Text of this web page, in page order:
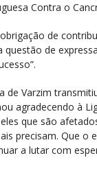
Contra o
de
questão de
de Varzim
agradecendo à
que são
precisam. Que
a lutar com